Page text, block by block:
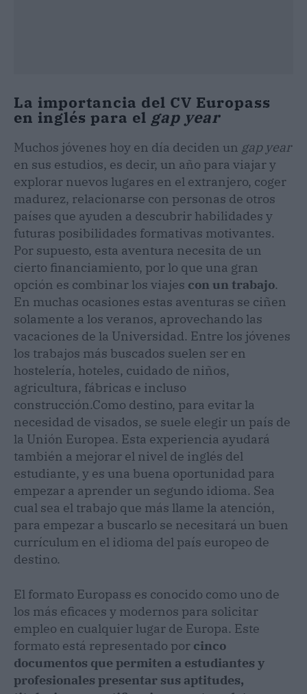
La importancia del CV Europass
en inglés para el gap year
Muchos jóvenes hoy en día deciden un gap year
en sus estudios, es decir, un año para viajar y
explorar nuevos lugares en el extranjero, coger
madurez, relacionarse con personas de otros
países que ayuden a descubrir habilidades y
futuras posibilidades formativas motivantes.
Por supuesto, esta aventura necesita de un
cierto financiamiento, por lo que una gran
opción es combinar los viajes con un trabajo.
En muchas ocasiones estas aventuras se ciñen
solamente a los veranos, aprovechando las
vacaciones de la Universidad. Entre los jóvenes
los trabajos más buscados suelen ser en
hostelería, hoteles, cuidado de niños,
agricultura, fábricas e incluso
construcción.Como destino, para evitar la
necesidad de visados, se suele elegir un país de
la Unión Europea. Esta experiencia ayudará
también a mejorar el nivel de inglés del
estudiante, y es una buena oportunidad para
empezar a aprender un segundo idioma. Sea
cual sea el trabajo que más llame la atención,
para empezar a buscarlo se necesitará un buen
currículum en el idioma del país europeo de
destino.
El formato Europass es conocido como uno de
los más eficaces y modernos para solicitar
empleo en cualquier lugar de Europa. Este
formato está representado por cinco
documentos que permiten a estudiantes y
profesionales presentar sus aptitudes,